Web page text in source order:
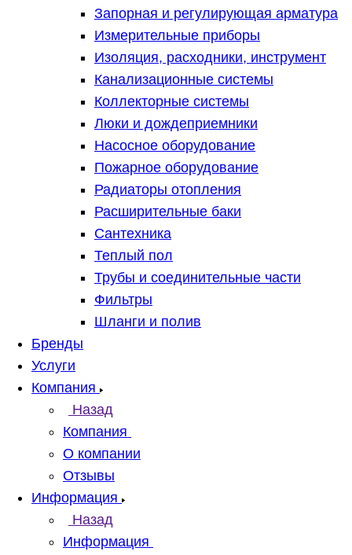
Запорная и регулирующая арматура
Измерительные приборы
Изоляция, расходники, инструмент
Канализационные системы
Коллекторные системы
Люки и дождеприемники
Насосное оборудование
Пожарное оборудование
Радиаторы отопления
Расширительные баки
Сантехника
Теплый пол
Трубы и соединительные части
Фильтры
Шланги и полив
Бренды
Услуги
Компания
Назад
Компания
О компании
Отзывы
Информация
Назад
Информация